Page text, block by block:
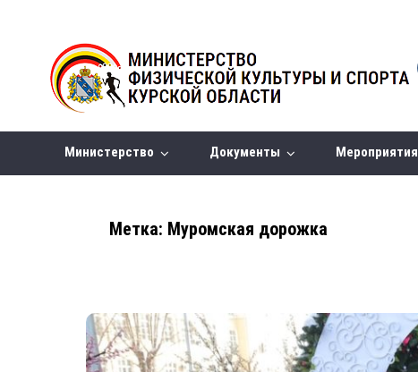
Министерство Документы Мероприятия
Метка: Муромская дорожка